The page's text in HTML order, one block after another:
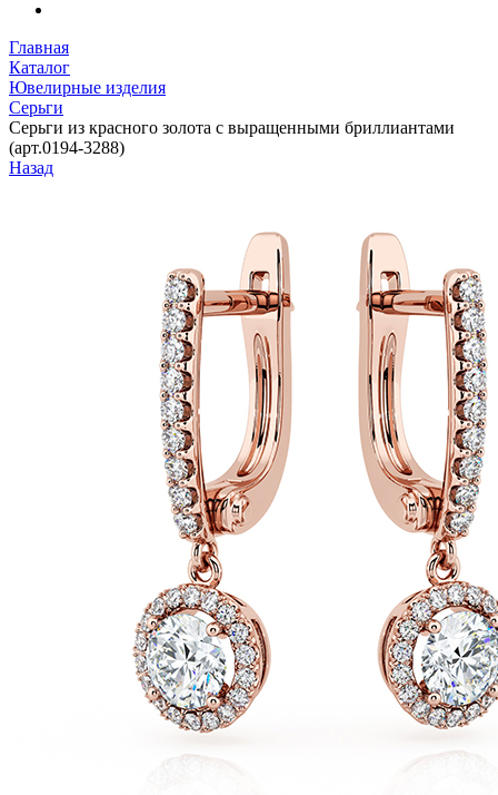
Главная
Каталог
Ювелирные изделия
Серьги
Серьги из красного золота с выращенными бриллиантами
(арт.0194-3288)
Назад